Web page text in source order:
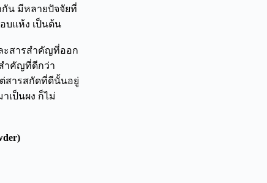
น มีหลายปัจจัยที่
บแห้ง เป็นต้น
ะสารสำคัญที่ออก
ำคัญที่ดีกว่า
สารสกัดที่ดีนั้นอยู่
เป็นผง ก็ไม่